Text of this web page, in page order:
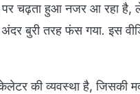
चढ़ता हुआ नजर आ रहा है,
बुरी तरह फंस गया. इस
की व्यवस्था है, जिसकी